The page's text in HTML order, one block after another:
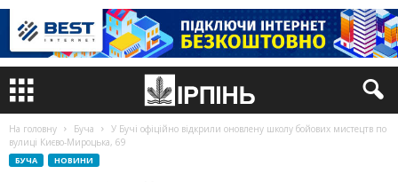
На головну Буча
У Бучі офіційно відкрили оновлену школу бойових мистецтв по
вулиці Києво-Мироцька, 69
БУЧА НОВИНИ